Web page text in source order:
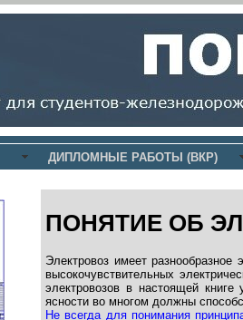
ДИПЛОМНЫЕ РАБОТЫ (ВКР)
ПОНЯТИЕ ОБ
Электровоз имеет
высокочувствительных
электровозов в настоящей
ясности во многом должны
Не всегда для понимания